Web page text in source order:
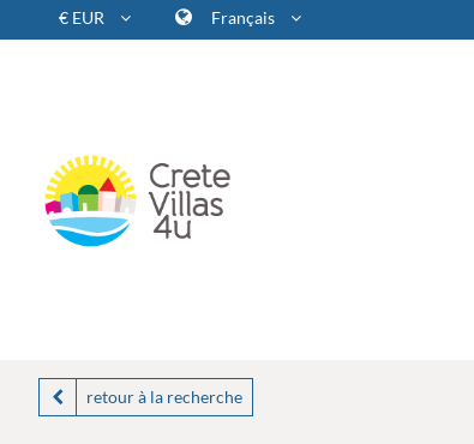
€ EUR Français
retour à la recherche